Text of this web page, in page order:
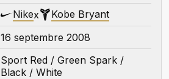
Nikex Kobe Bryant
16 septembre 2008
Sport Red / Green Spark /
Black / White